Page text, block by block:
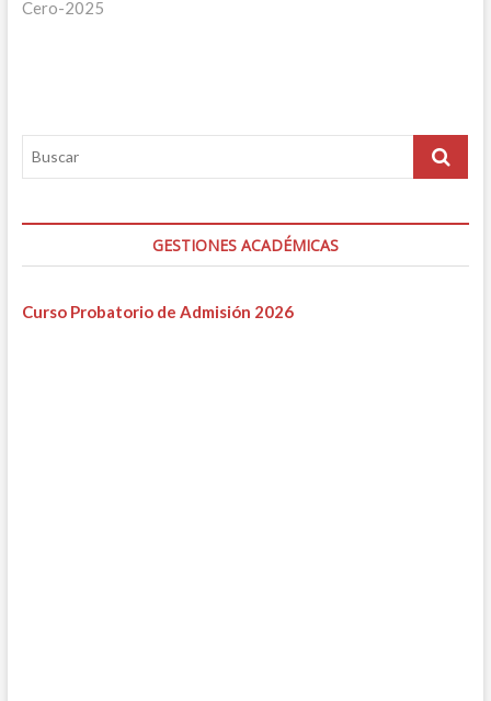
Cero-2025
GESTIONES ACADÉMICAS
Curso Probatorio de Admisión 2026